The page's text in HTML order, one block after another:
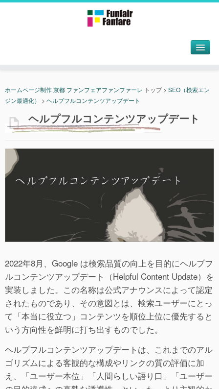
ホームページ制作 京都 ファンフェアファンファーレ トップ> SEO（検索エン
ジン最適化）
> ヘルプフルコンテンツアップデート
ヘルプフルコンテンツアップデート
2022年8月、Google は検索品質の向上を目的にヘルプフ
ルコンテンツアップデート（Helpful Content Update）を
実装しました。この名称は公式アナウンスによって認定
されたものであり、その意図とは、検索ユーザーにとっ
て「本当に役立つ」コンテンツを順位上位に優先すると
いう方向性を鮮明に打ち出すものでした。
ヘルプフルコンテンツアップデートは、これまでのアル
ゴリズムによる客観的な構成やリンクの質の評価に加
え、「ユーザー本位」「人間らしい語り口」「ユーザー